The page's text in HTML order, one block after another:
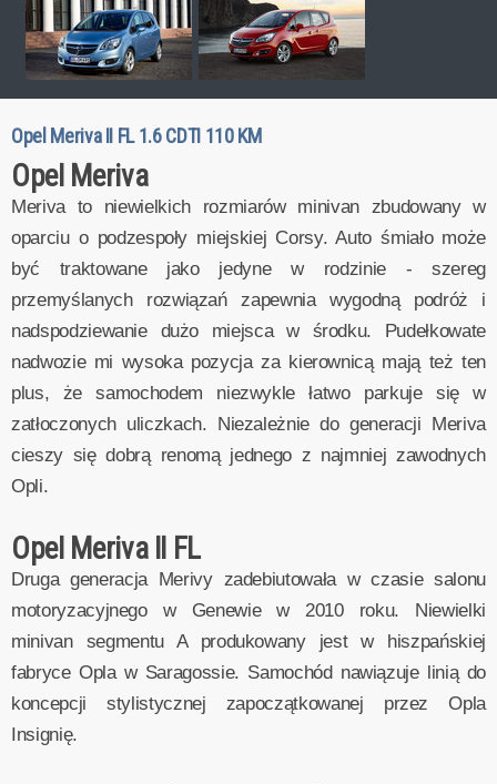
Opel Meriva II FL 1.6 CDTI 110 KM
Opel Meriva
Meriva to niewielkich rozmiarów minivan zbudowany w
oparciu o podzespoły miejskiej Corsy. Auto śmiało może
być traktowane jako jedyne w rodzinie - szereg
przemyślanych rozwiązań zapewnia wygodną podróż i
nadspodziewanie dużo miejsca w środku. Pudełkowate
nadwozie mi wysoka pozycja za kierownicą mają też ten
plus, że samochodem niezwykle łatwo parkuje się w
zatłoczonych uliczkach. Niezależnie do generacji Meriva
cieszy się dobrą renomą jednego z najmniej zawodnych
Opli.
Opel Meriva II FL
Druga generacja Merivy zadebiutowała w czasie salonu
motoryzacyjnego w Genewie w 2010 roku. Niewielki
minivan segmentu A produkowany jest w hiszpańskiej
fabryce Opla w Saragossie. Samochód nawiązuje linią do
koncepcji stylistycznej zapoczątkowanej przez Opla
Insignię.